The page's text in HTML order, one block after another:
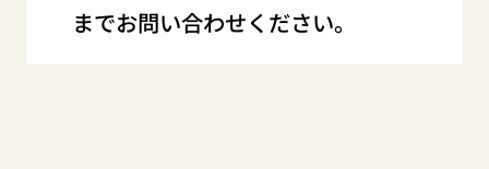
までお問い合わせください。